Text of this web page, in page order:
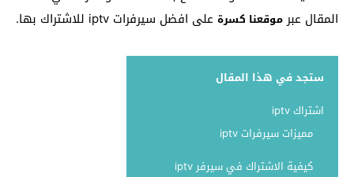
المقال عبرموقعنا كسرة على افضل سيرفرات iptv للاشتراك بها.
ستجد في هذا المقال
اشتراك iptv
مميزات سيرفرات iptv
كيفية الاشتراك في سيرفر iptv